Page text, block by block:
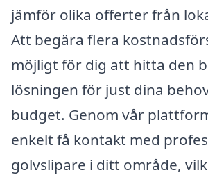
jämför olika offerter från
Att begära flera
möjligt för dig att hitta den
lösningen för just dina
budget. Genom vår
enkelt få kontakt med
golvslipare i ditt område,